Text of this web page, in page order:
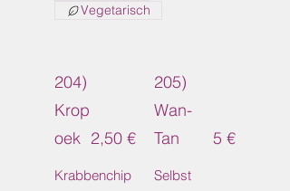
Vegetarisch
204)
Krop
oek
Krabbenchip
2,50 €
205)
Wan-
Tan
Selbst
5 €